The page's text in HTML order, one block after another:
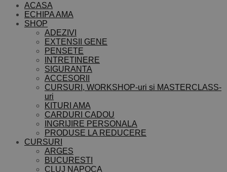
ACASA
ECHIPA AMA
SHOP
ADEZIVI
EXTENSII GENE
PENSETE
INTRETINERE
SIGURANTA
ACCESORII
CURSURI, WORKSHOP-uri si MASTERCLASS-
uri
KITURI AMA
CARDURI CADOU
INGRIJIRE PERSONALA
PRODUSE LA REDUCERE
CURSURI
ARGES
BUCURESTI
CLUJ NAPOCA